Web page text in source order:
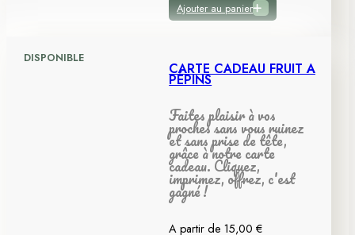
Ajouter au panier
DISPONIBLE
CARTE CADEAU FRUIT À
PÉPINS
Faites plaisir à vos
proches sans vous ruinez
et sans prise de tête,
grâce à notre carte
cadeau. Cliquez,
imprimez, offrez, c'est
gagné !
A partir de15,00€